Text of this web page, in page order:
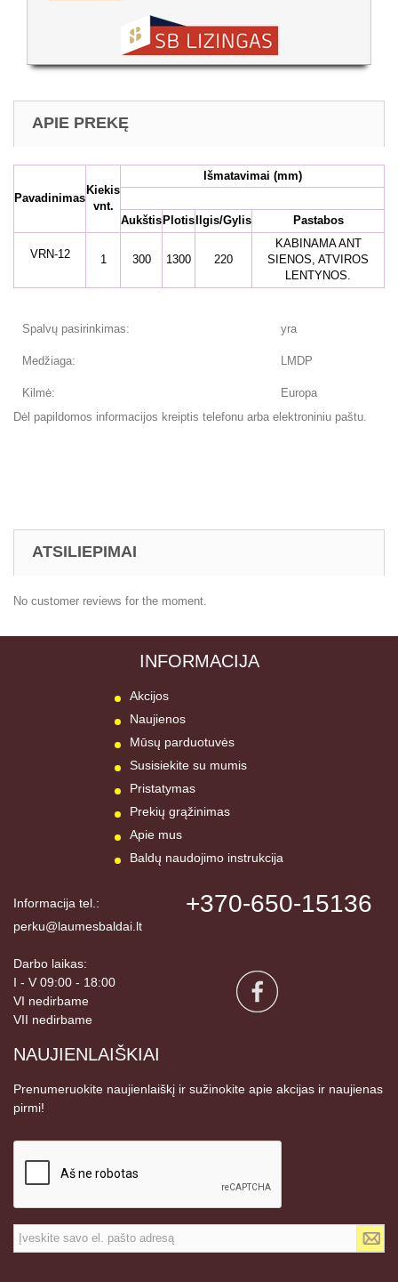
APIE PREKĘ
Pavadinimas
Kiekis
vnt.
Išmatavimai (mm)
Aukštis Plotis Ilgis/Gylis Pastabos
VRN-12 1 300 1300 220
KABINAMA ANT
SIENOS, ATVIROS
LENTYNOS.
Spalvų pasirinkimas: yra
Medžiaga: LMDP
Kilmė:
Europa
Dėl papildomos informacijos kreiptis telefonu arba elektroniniu paštu.
ATSILIEPIMAI
No customer reviews for the moment.
INFORMACIJA
Akcijos
Naujienos
Mūsų parduotuvės
Susisiekite su mumis
Pristatymas
Prekių grąžinimas
Apie mus
Baldų naudojimo instrukcija
Informacija tel.: +370-650-15136
perku@laumesbaldai.lt
Darbo laikas:
I - V 09:00 - 18:00
VI nedirbame
VII nedirbame
NAUJIENLAIŠKIAI
Prenumeruokite naujienlaiškį ir sužinokite apie akcijas ir naujienas
pirmi!